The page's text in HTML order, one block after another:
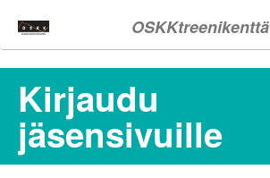
OSKKtreenikenttä
Kirjaudu
jäsensivuille